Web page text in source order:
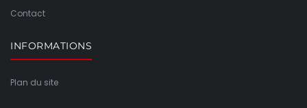
Contact
INFORMATIONS
Plan du site